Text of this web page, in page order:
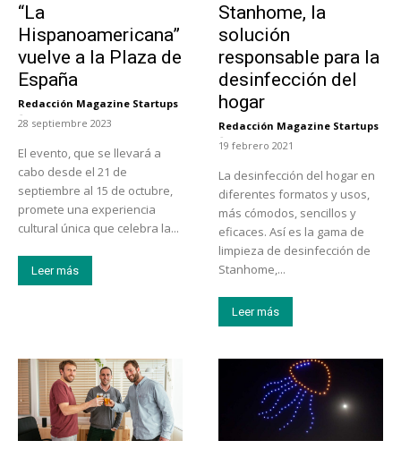
“La
Hispanoamericana”
vuelve a la Plaza de
España
Redacción Magazine Startups
-
28 septiembre 2023
El evento, que se llevará a
cabo desde el 21 de
septiembre al 15 de octubre,
promete una experiencia
cultural única que celebra la...
Leer más
Stanhome, la
solución
responsable para la
desinfección del
hogar
Redacción Magazine Startups
-
19 febrero 2021
La desinfección del hogar en
diferentes formatos y usos,
más cómodos, sencillos y
eficaces. Así es la gama de
limpieza de desinfección de
Stanhome,...
Leer más